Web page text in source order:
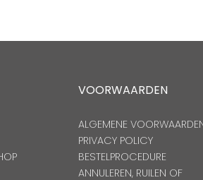
VOORWAARDEN
ALGEMENE
PRIVACY POLICY
BESTELPROCEDURE
ANNULEREN, RUILEN OF